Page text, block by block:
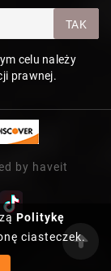
Politykę
ciasteczek.
TAK
celu należy
prawnej.
by haveit